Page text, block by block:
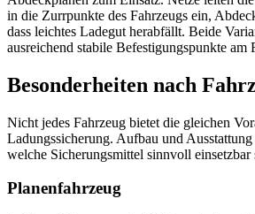
in die Zurrpunkte des Fahrzeugs ein,
dass leichtes Ladegut herabfällt. Beide
ausreichend stabile Befestigungspunkte am
Besonderheiten nach
Nicht jedes Fahrzeug bietet die gleichen
Ladungssicherung. Aufbau und Ausstattung
welche Sicherungsmittel sinnvoll einsetzbar
Planenfahrzeug